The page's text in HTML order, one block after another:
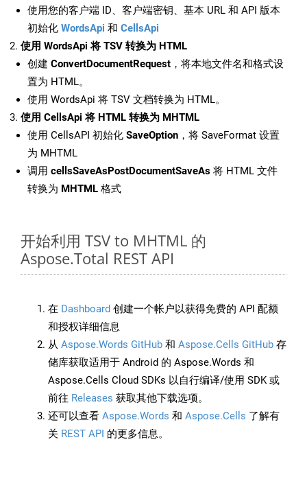
使用您的客户端 ID、客户端密钥、基本 URL 和 API 版本
初始化 WordsApi 和 CellsApi
使用 WordsApi 将 TSV 转换为 HTML
创建 ConvertDocumentRequest ，将本地文件名和格式设
置为 HTML。
使用 WordsApi 将 TSV 文档转换为 HTML。
使用 CellsApi 将 HTML 转换为 MHTML
使用 CellsAPI 初始化 SaveOption ，将 SaveFormat 设置
为 MHTML
调用 cellsSaveAsPostDocumentSaveAs 将 HTML 文件
转换为 MHTML 格式
开始利用 TSV to MHTML 的
Aspose.Total REST API
在 Dashboard 创建一个帐户以获得免费的 API 配额
和授权详细信息
从 Aspose.Words GitHub 和 Aspose.Cells GitHub 存
储库获取适用于 Android 的 Aspose.Words 和
Aspose.Cells Cloud SDKs 以自行编译/使用 SDK 或
前往 Releases 获取其他下载选项。
还可以查看 Aspose.Words 和 Aspose.Cells 了解有
关 REST API 的更多信息。